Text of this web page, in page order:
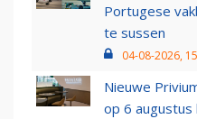
Portugese
te sussen
04-08-2026,
Nieuwe
op 6 augustus